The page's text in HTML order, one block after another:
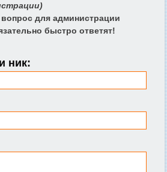
для администрации
быстро ответят!
ник: